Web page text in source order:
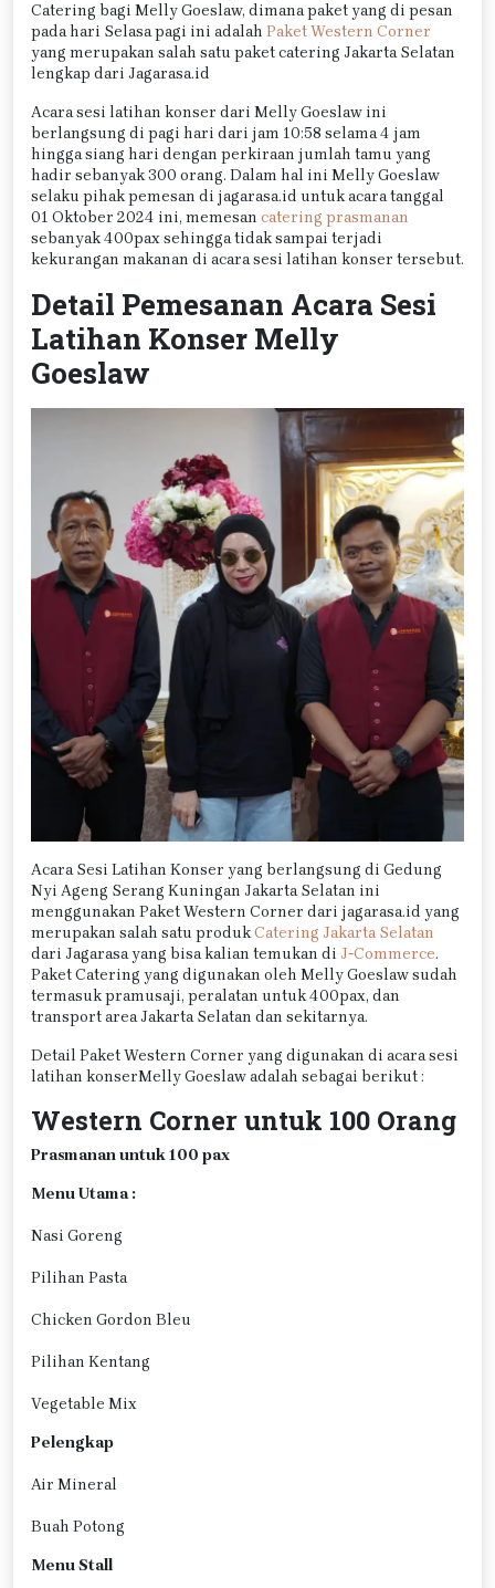
Catering bagi Melly Goeslaw, dimana paket yang di pesan
pada hari Selasa pagi ini adalah Paket Western Corner
yang merupakan salah satu paket catering Jakarta Selatan
lengkap dari Jagarasa.id
Acara sesi latihan konser dari Melly Goeslaw ini
berlangsung di pagi hari dari jam 10:58 selama 4 jam
hingga siang hari dengan perkiraan jumlah tamu yang
hadir sebanyak 300 orang. Dalam hal ini Melly Goeslaw
selaku pihak pemesan di jagarasa.id untuk acara tanggal
01 Oktober 2024 ini, memesan catering prasmanan
sebanyak 400pax sehingga tidak sampai terjadi
kekurangan makanan di acara sesi latihan konser tersebut.
Detail Pemesanan Acara Sesi
Latihan Konser Melly
Goeslaw
Acara Sesi Latihan Konser yang berlangsung di Gedung
Nyi Ageng Serang Kuningan Jakarta Selatan ini
menggunakan Paket Western Corner dari jagarasa.id yang
merupakan salah satu produkCatering Jakarta Selatan
dari Jagarasa yang bisa kalian temukan di J-Commerce.
Paket Catering yang digunakan oleh Melly Goeslaw sudah
termasuk pramusaji, peralatan untuk 400pax, dan
transport area Jakarta Selatan dan sekitarnya.
Detail Paket Western Corner yang digunakan di acara sesi
latihan konserMelly Goeslaw adalah sebagai berikut :
Western Corner untuk 100 Orang
Prasmanan untuk 100 pax
Menu Utama :
Nasi Goreng
Pilihan Pasta
Chicken Gordon Bleu
Pilihan Kentang
Vegetable Mix
Pelengkap
Air Mineral
Buah Potong
Menu Stall